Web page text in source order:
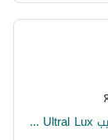
فوري! صف اول Crystal Lagoons لوفت تشطيب Ultral Lux في جون سوديك الساحل الشمالي دقايق من لافيستا راس الحكمه و فوكا باي و سيزر و اوجامي | JUNE BY SODIC